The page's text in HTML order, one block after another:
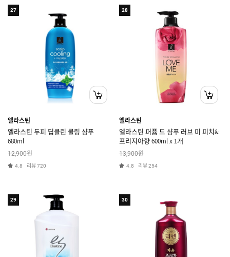
27
엘라스틴
엘라스틴 두피 딥클린 쿨링 샴푸
680ml
12,900원
4.8 리뷰720
28
엘라스틴
엘라스틴 퍼퓸 드 샴푸 러브 미 피치&
프리지아향 600ml x 1개
13,900원
4.8 리뷰254
29 30